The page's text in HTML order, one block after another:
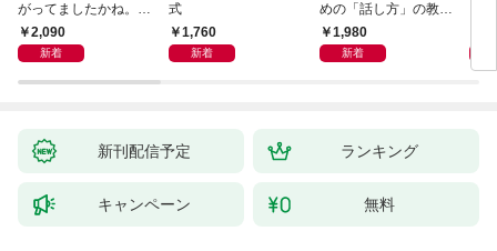
がってましたかね。
獅子座、Ａ型、丙午は
めぐる
2,090
新着
式
1,760
新着
めの「話し方」の教
室 Ｏｒａｃｙ（オラ
シー）
1,980
新着
新刊配信予定 ランキング
キャンペーン 無料